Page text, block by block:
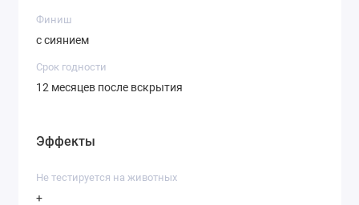
Финиш
с сиянием
Срок годности
12 месяцев после вскрытия
Эффекты
Не тестируется на животных
+